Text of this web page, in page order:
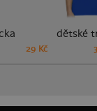
29 Kč